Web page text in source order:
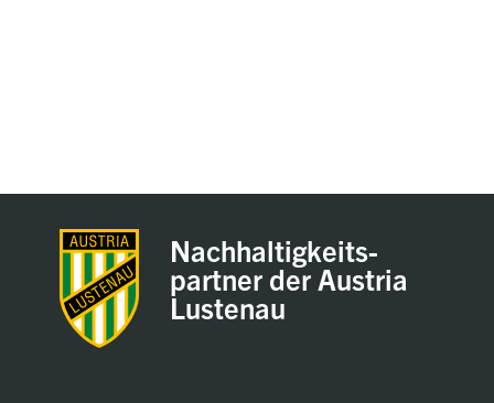
Nachhaltigkeits-
partner der Austria
Lustenau